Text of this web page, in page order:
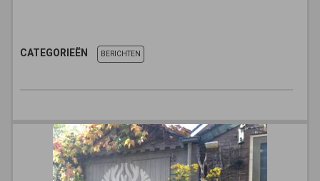
CATEGORIEËN BERICHTEN